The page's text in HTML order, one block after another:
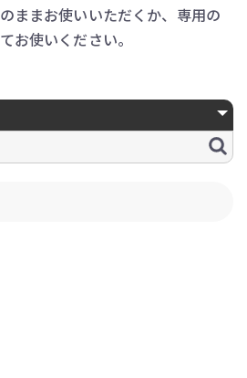
ままお使いいただくか、専用の
お使いください。